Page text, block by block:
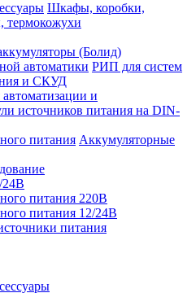
Шкафы, коробки,
термокожухи
(Болид)
автоматики РИП для систем
и СКУД
и
источников питания на DIN-
питания Аккумуляторные
24В
питания 220В
питания 12/24В
питания